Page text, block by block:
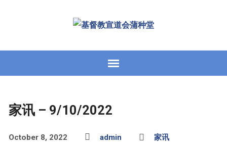
家讯 – 9/10/2022
October 8, 2022 admin 家讯